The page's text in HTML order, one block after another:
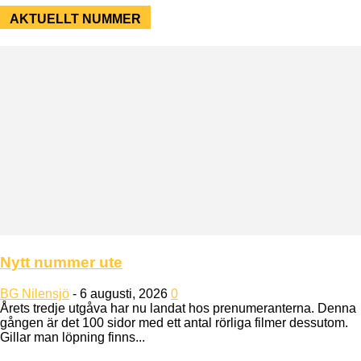
AKTUELLT NUMMER
Nytt nummer ute
BG Nilensjö - 6 augusti, 2026 0
Årets tredje utgåva har nu landat hos prenumeranterna. Denna
gången är det 100 sidor med ett antal rörliga filmer dessutom.
Gillar man löpning finns...